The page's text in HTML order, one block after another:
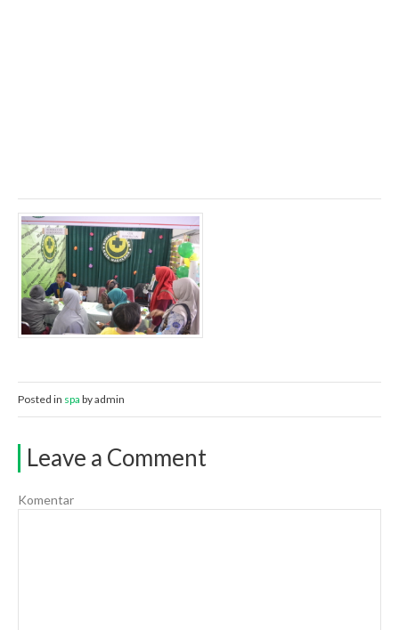
Posted in spa by admin
Leave a Comment
Komentar